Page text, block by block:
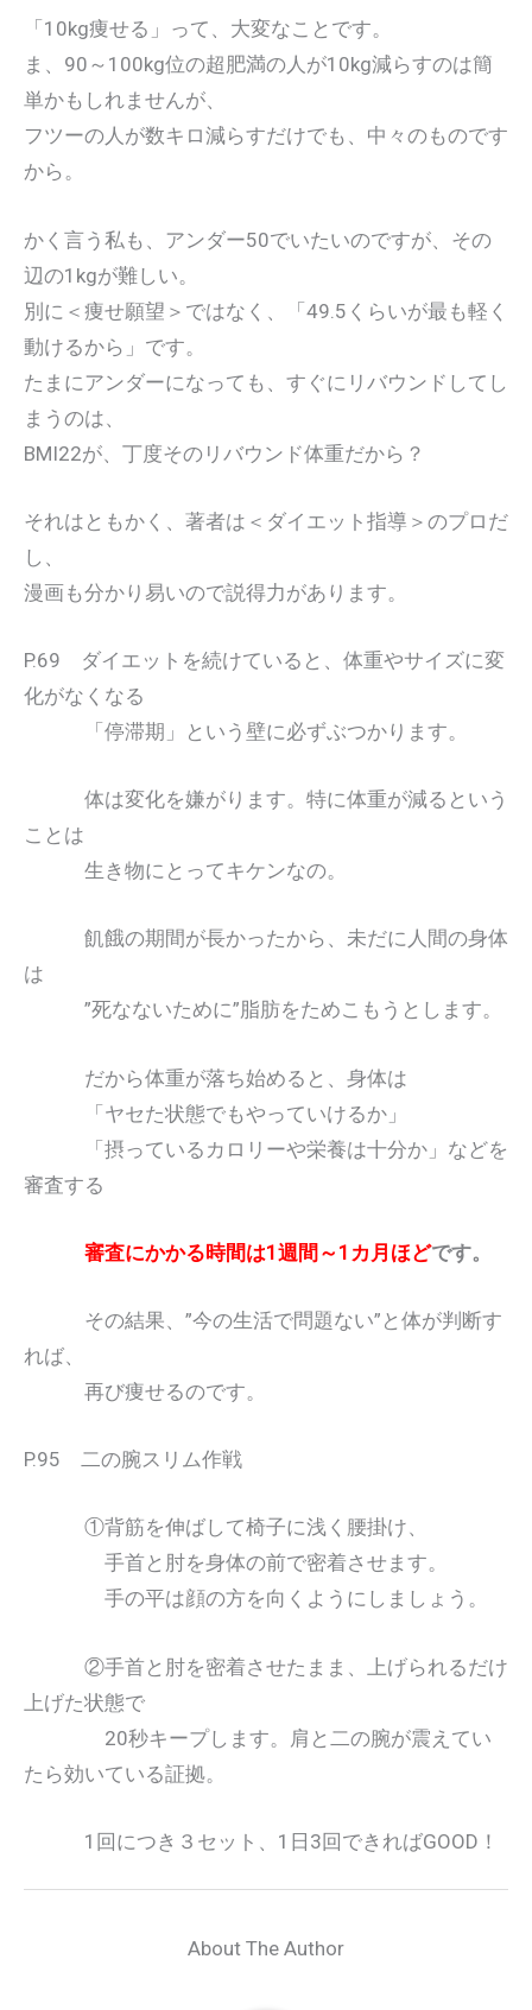
「10kg痩せる」って、大変なことです。
ま、90～100kg位の超肥満の人が10kg減らすのは簡
単かもしれませんが、
フツーの人が数キロ減らすだけでも、中々のものです
から。
かく言う私も、アンダー50でいたいのですが、その
辺の1kgが難しい。
別に＜痩せ願望＞ではなく、「49.5くらいが最も軽く
動けるから」です。
たまにアンダーになっても、すぐにリバウンドしてし
まうのは、
BMI22が、丁度そのリバウンド体重だから？
それはともかく、著者は＜ダイエット指導＞のプロだ
し、
漫画も分かり易いので説得力があります。
P.69 ダイエットを続けていると、体重やサイズに変
化がなくなる
「停滞期」という壁に必ずぶつかります。
体は変化を嫌がります。特に体重が減るという
ことは
生き物にとってキケンなの。
飢餓の期間が長かったから、未だに人間の身体
は
”死なないために”脂肪をためこもうとします。
だから体重が落ち始めると、身体は
「ヤセた状態でもやっていけるか」
「摂っているカロリーや栄養は十分か」などを
審査する
審査にかかる時間は1週間～1カ月ほどです。
その結果、”今の生活で問題ない”と体が判断す
れば、
再び痩せるのです。
P.95 二の腕スリム作戦
①背筋を伸ばして椅子に浅く腰掛け、
手首と肘を身体の前で密着させます。
手の平は顔の方を向くようにしましょう。
②手首と肘を密着させたまま、上げられるだけ
上げた状態で
20秒キープします。肩と二の腕が震えてい
たら効いている証拠。
1回につき３セット、1日3回できればGOOD！
About The Author